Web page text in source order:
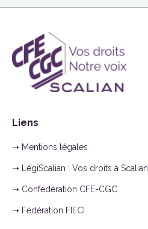
Liens
➝ Mentions légales
➝ LégiScalian : Vos droits à Scalian
➝ Confédération CFE-CGC
➝ Fédération FIECI